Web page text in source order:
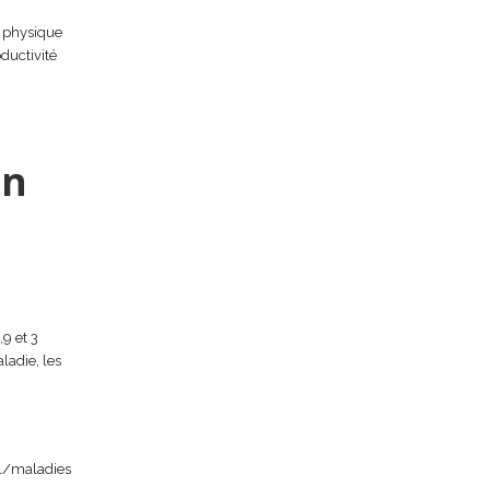
physique
et 3
les
maladies